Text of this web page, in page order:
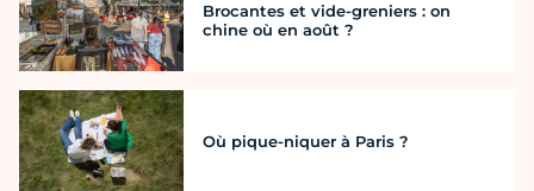
Brocantes et vide-greniers : on
chine où en août ?
Où pique-niquer à Paris ?